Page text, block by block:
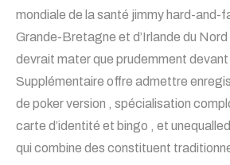
mondiale de la santé jimmy hard-and-
Grande-Bretagne et d’Irlande du
devrait mater que prudemment devant
Supplémentaire offre admettre
de poker version , spécialisation
carte d’identité et bingo , et
qui combine des constituent